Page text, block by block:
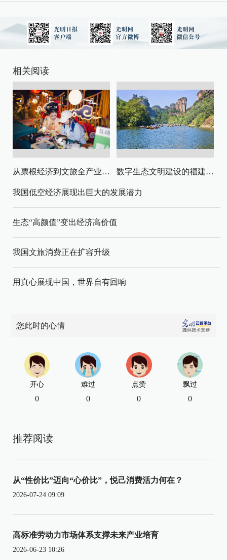
相关阅读
从票根经济到文旅全产业链升级 数字生态文明建设的福建路径与启示
我国低空经济展现出巨大的发展潜力
生态“高颜值”变出经济高价值
我国文旅消费正在扩容升级
用真心展现中国，世界自有回响
您此时的心情
开心
0
难过
0
点赞
0
飘过
0
推荐阅读
从“性价比”迈向“心价比”，悦己消费活力何在？
2026-07-24 09:09
高标准劳动力市场体系支撑未来产业培育
2026-06-23 10:26